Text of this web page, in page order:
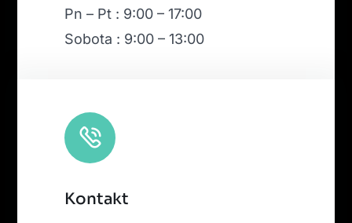
Pn – Pt : 9:00 – 17:00
Sobota : 9:00 – 13:00
Kontakt